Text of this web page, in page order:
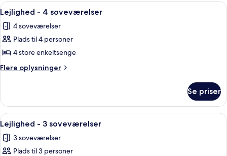
enkeltsenge
Indlæs
alle
billeder
af
Lejlighed
-
Et hotelværelse med seng, fjernsyn
10
Lejlighed - 4 soveværelser
4 soveværelser
Plads til 4 personer
4 store enkeltsenge
Flere oplysninger
Flere
-
4
soveværelser
Se priser
Indlæs
alle
billeder
af
Et moderne soveværelse med seng,
10
Lejlighed - 3 soveværelser
3 soveværelser
Plads til 3 personer